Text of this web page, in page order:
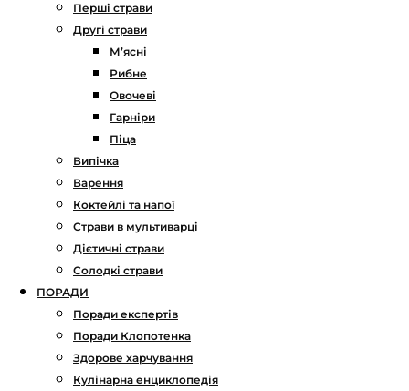
Перші страви
Другі страви
М’ясні
Рибне
Овочеві
Гарніри
Піца
Випічка
Варення
Коктейлі та напої
Страви в мультиварці
Дієтичні страви
Солодкі страви
ПОРАДИ
Поради експертів
Поради Клопотенка
Здорове харчування
Кулінарна енциклопедія